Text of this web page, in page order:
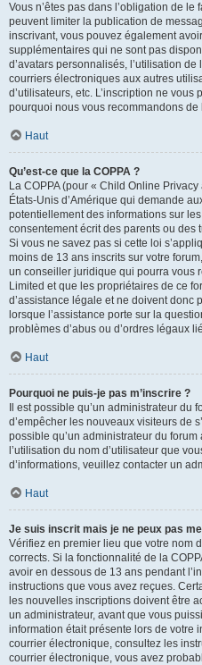
Vous n’êtes pas dans l’obligation de
peuvent limiter la publication de
inscrivant, vous pouvez également
supplémentaires qui ne sont pas
d’avatars personnalisés, l’utilisation
courriers électroniques aux autres
d’utilisateurs, etc. L’inscription ne vous
pourquoi nous vous recommandons de
Haut
Qu’est-ce que la COPPA ?
La COPPA (pour « Child Online
États-Unis d’Amérique qui demande
potentiellement des informations sur
consentement écrit des parents ou
Si vous ne savez pas si cette loi
moins de 13 ans inscrits sur votre
un conseiller juridique qui pourra vous
Limited et que les propriétaires de ce
d’assistance légale et ne doivent donc
lorsque l’assistance porte sur la
problèmes d’abus ou d’ordres légaux
Haut
Pourquoi ne puis-je pas m’inscrire ?
Il est possible qu’un administrateur
d’empêcher les nouveaux visiteurs de
possible qu’un administrateur du
l’utilisation du nom d’utilisateur que
d’informations, veuillez contacter un
Haut
Je suis inscrit mais je ne peux pas
Vérifiez en premier lieu que votre nom
corrects. Si la fonctionnalité de la
avoir en dessous de 13 ans pendant
instructions que vous avez reçues.
les nouvelles inscriptions doivent être
un administrateur, avant que vous
information était présente lors de votre
courrier électronique, consultez les
courrier électronique, vous avez